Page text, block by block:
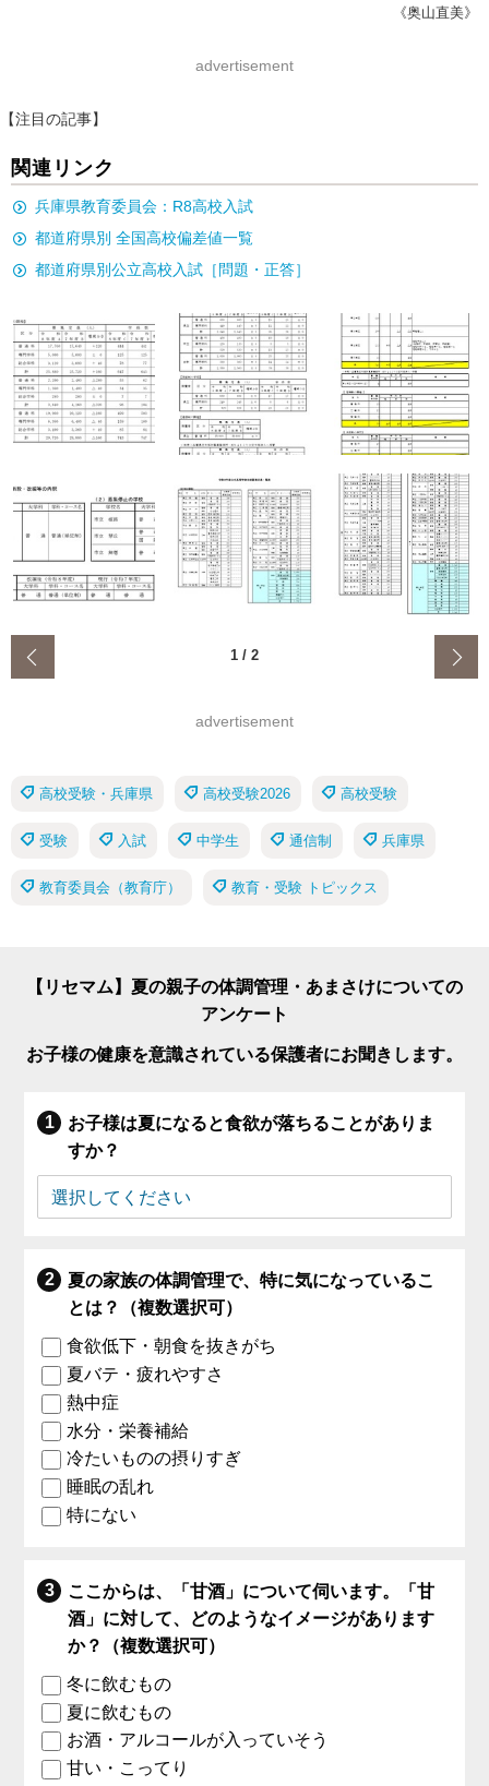
《奥山直美》
advertisement
【注目の記事】
関連リンク
兵庫県教育委員会：R8高校入試
都道府県別 全国高校偏差値一覧
都道府県別公立高校入試［問題・正答］
1 / 2
advertisement
高校受験・兵庫県 高校受験2026 高校受験
受験 入試 中学生 通信制 兵庫県
教育委員会（教育庁） 教育・受験 トピックス
【リセマム】夏の親子の体調管理・あまさけについての
アンケート
お子様の健康を意識されている保護者にお聞きします。
お子様は夏になると食欲が落ちることがありま
すか？
夏の家族の体調管理で、特に気になっているこ
とは？（複数選択可）
食欲低下・朝食を抜きがち
夏バテ・疲れやすさ
熱中症
水分・栄養補給
冷たいものの摂りすぎ
睡眠の乱れ
特にない
ここからは、「甘酒」について伺います。「甘
酒」に対して、どのようなイメージがあります
か？（複数選択可）
冬に飲むもの
夏に飲むもの
お酒・アルコールが入っていそう
甘い・こってり